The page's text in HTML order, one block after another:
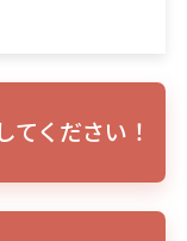
てください！